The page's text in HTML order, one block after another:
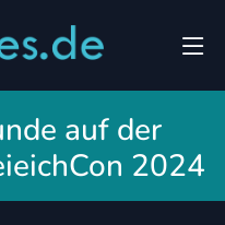
auf der
2024